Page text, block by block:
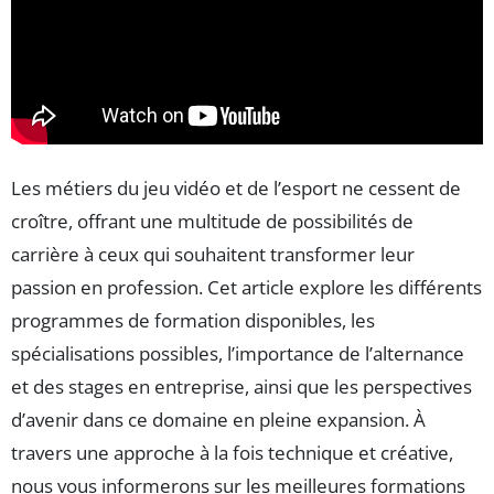
Les métiers du jeu vidéo et de l’esport ne cessent de
croître, offrant une multitude de possibilités de
carrière à ceux qui souhaitent transformer leur
passion en profession. Cet article explore les différents
programmes de formation disponibles, les
spécialisations possibles, l’importance de l’alternance
et des stages en entreprise, ainsi que les perspectives
d’avenir dans ce domaine en pleine expansion. À
travers une approche à la fois technique et créative,
nous vous informerons sur les meilleures formations